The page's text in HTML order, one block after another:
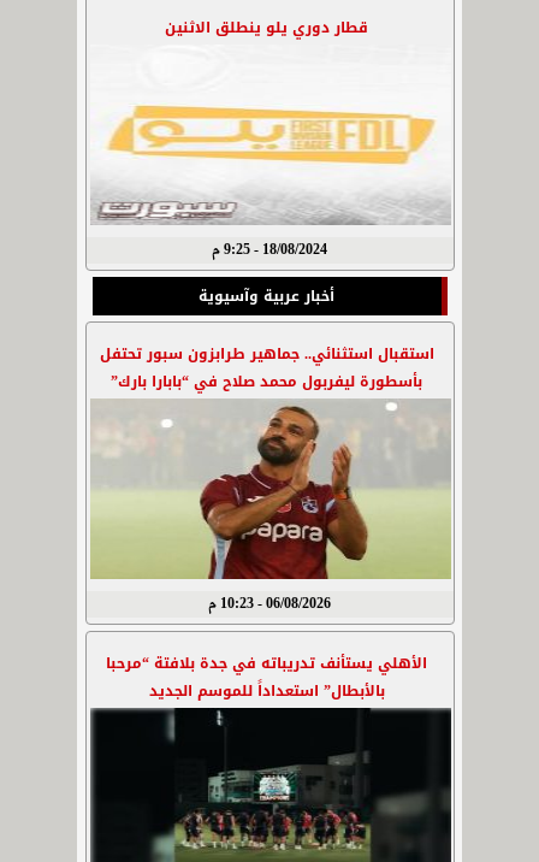
قطار دوري يلو ينطلق الاثنين
18/08/2024 - 9:25 م
أخبار عربية وآسيوية
استقبال استثنائي.. جماهير طرابزون سبور تحتفل
بأسطورة ليفربول محمد صلاح في “بابارا بارك”
06/08/2026 - 10:23 م
الأهلي يستأنف تدريباته في جدة بلافتة “مرحبا
بالأبطال” استعداداً للموسم الجديد